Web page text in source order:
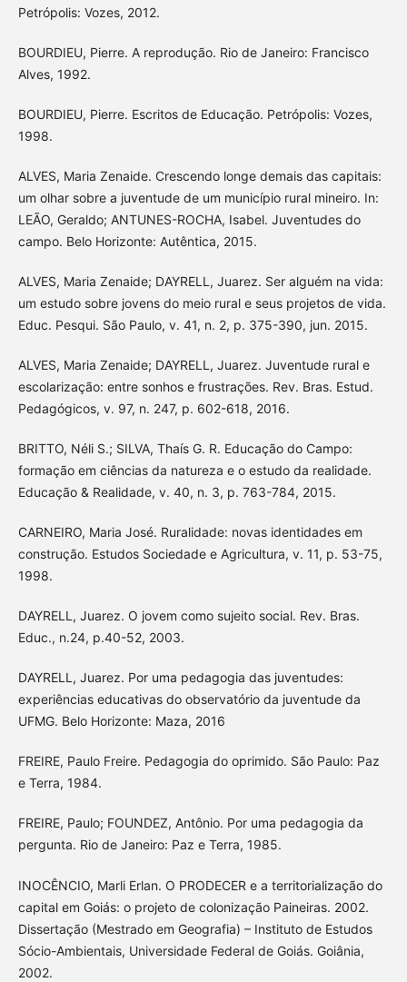
Petrópolis: Vozes, 2012.
BOURDIEU, Pierre. A reprodução. Rio de Janeiro: Francisco
Alves, 1992.
BOURDIEU, Pierre. Escritos de Educação. Petrópolis: Vozes,
1998.
ALVES, Maria Zenaide. Crescendo longe demais das capitais:
um olhar sobre a juventude de um município rural mineiro. In:
LEÃO, Geraldo; ANTUNES-ROCHA, Isabel. Juventudes do
campo. Belo Horizonte: Autêntica, 2015.
ALVES, Maria Zenaide; DAYRELL, Juarez. Ser alguém na vida:
um estudo sobre jovens do meio rural e seus projetos de vida.
Educ. Pesqui. São Paulo, v. 41, n. 2, p. 375-390, jun. 2015.
ALVES, Maria Zenaide; DAYRELL, Juarez. Juventude rural e
escolarização: entre sonhos e frustrações. Rev. Bras. Estud.
Pedagógicos, v. 97, n. 247, p. 602-618, 2016.
BRITTO, Néli S.; SILVA, Thaís G. R. Educação do Campo:
formação em ciências da natureza e o estudo da realidade.
Educação & Realidade, v. 40, n. 3, p. 763-784, 2015.
CARNEIRO, Maria José. Ruralidade: novas identidades em
construção. Estudos Sociedade e Agricultura, v. 11, p. 53-75,
1998.
DAYRELL, Juarez. O jovem como sujeito social. Rev. Bras.
Educ., n.24, p.40-52, 2003.
DAYRELL, Juarez. Por uma pedagogia das juventudes:
experiências educativas do observatório da juventude da
UFMG. Belo Horizonte: Maza, 2016
FREIRE, Paulo Freire. Pedagogia do oprimido. São Paulo: Paz
e Terra, 1984.
FREIRE, Paulo; FOUNDEZ, Antônio. Por uma pedagogia da
pergunta. Rio de Janeiro: Paz e Terra, 1985.
INOCÊNCIO, Marli Erlan. O PRODECER e a territorialização do
capital em Goiás: o projeto de colonização Paineiras. 2002.
Dissertação (Mestrado em Geografia) – Instituto de Estudos
Sócio-Ambientais, Universidade Federal de Goiás. Goiânia,
2002.